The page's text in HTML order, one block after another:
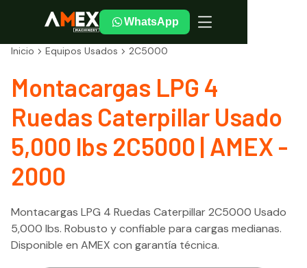
WhatsApp
Inicio Equipos Usados 2C5000
Montacargas LPG 4
Ruedas Caterpillar Usado
5,000 lbs 2C5000 | AMEX -
2000
Montacargas LPG 4 Ruedas Caterpillar 2C5000 Usado
5,000 lbs. Robusto y confiable para cargas medianas.
Disponible en AMEX con garantía técnica.